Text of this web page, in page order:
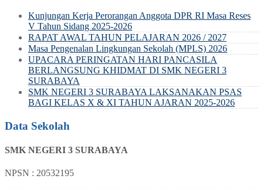
Kunjungan Kerja Perorangan Anggota DPR RI Masa Reses
V Tahun Sidang 2025-2026
RAPAT AWAL TAHUN PELAJARAN 2026 / 2027
Masa Pengenalan Lingkungan Sekolah (MPLS) 2026
UPACARA PERINGATAN HARI PANCASILA
BERLANGSUNG KHIDMAT DI SMK NEGERI 3
SURABAYA
SMK NEGERI 3 SURABAYA LAKSANAKAN PSAS
BAGI KELAS X & XI TAHUN AJARAN 2025-2026
Data Sekolah
SMK NEGERI 3 SURABAYA
NPSN : 20532195